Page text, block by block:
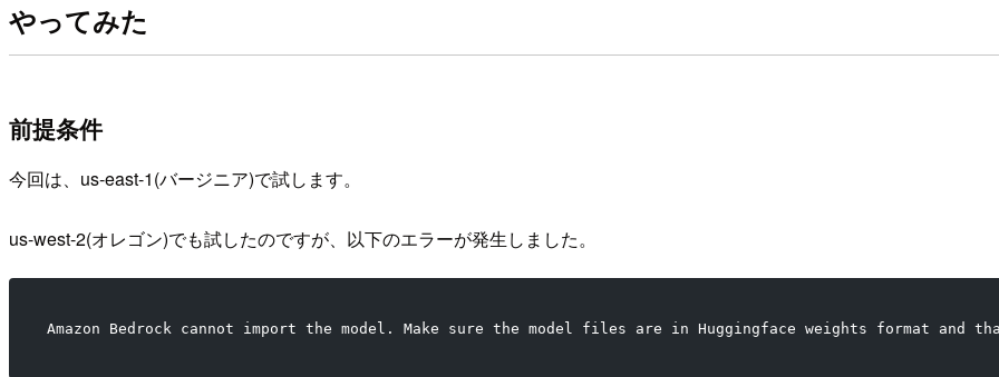
やってみた
前提条件
今回は、us-east-1(バージニア)で試します。
us-west-2(オレゴン)でも試したのですが、以下のエラーが発生しました。
Amazon Bedrock cannot import the model. Make sure the model files are in Huggingface weights format and